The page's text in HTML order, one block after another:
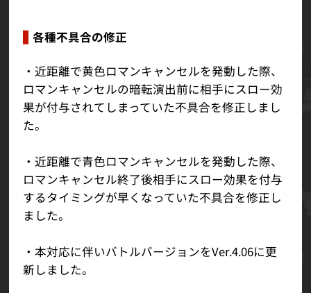
各種不具合の修正
・近距離で黄色ロマンキャンセルを発動した際、
ロマンキャンセルの暗転演出前に相手にスロー効
果が付与されてしまっていた不具合を修正しまし
た。
・近距離で青色ロマンキャンセルを発動した際、
ロマンキャンセル終了後相手にスロー効果を付与
するタイミングが早くなっていた不具合を修正し
ました。
・本対応に伴いバトルバージョンをVer.4.06に更
新しました。